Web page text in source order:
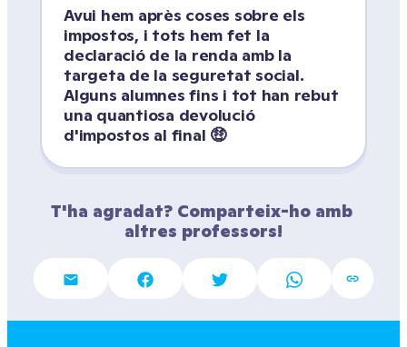
Avui hem après coses sobre els
impostos, i tots hem fet la
declaració de la renda amb la
targeta de la seguretat social.
Alguns alumnes fins i tot han rebut
una quantiosa devolució
d'impostos al final 🤑
T'ha agradat? Comparteix-ho amb
altres professors!